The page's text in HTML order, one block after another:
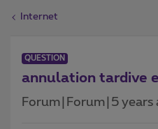
Internet
QUESTION
annulation tardive
Forum|Forum|5 years